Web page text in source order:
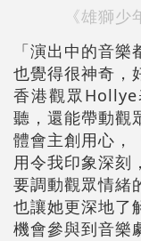
《雄獅
「演出中的音
也覺得很神奇，
香港觀眾
聽，還能帶動觀
體會主創用心，
用令我印象深刻
要調動觀眾情緒
也讓她更深地了
機會參與到音樂